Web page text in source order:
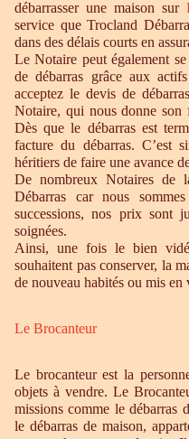
débarrasser une maison sur
service que Trocland
dans des délais courts en
Le Notaire peut également
de débarras grâce aux
acceptez le devis de
Notaire, qui nous donne son
Dès que le débarras est
facture du débarras. C’est
héritiers de faire une avance
De nombreux Notaires de
Débarras car nous
successions, nos prix sont
soignées.
Ainsi, une fois le bien
souhaitent pas conserver, la
de nouveau habités ou mis en
Le Brocanteur
Le brocanteur est la
objets à vendre. Le
missions comme le débarras
le débarras de maison,